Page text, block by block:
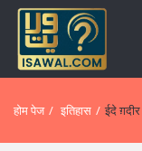
होम पेज / इतिहास / ईदे